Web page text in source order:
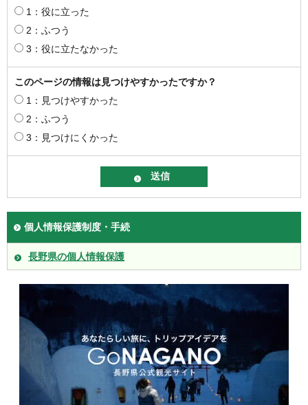
1：役に立った
2：ふつう
3：役に立たなかった
このページの情報は見つけやすかったですか？
1：見つけやすかった
2：ふつう
3：見つけにくかった
個人情報保護制度・手続
長野県の個人情報保護